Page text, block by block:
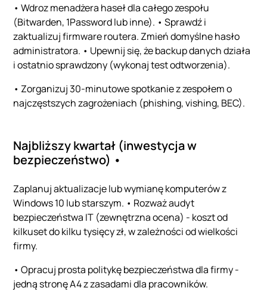
• Wdroz menadżera haseł dla całego zespołu
(Bitwarden, 1Password lub inne). • Sprawdź i
zaktualizuj firmware routera. Zmień domyślne hasło
administratora. • Upewnij się, że backup danych działa
i ostatnio sprawdzony (wykonaj test odtworzenia).
• Zorganizuj 30-minutowe spotkanie z zespołem o
najczęstszych zagrożeniach (phishing, vishing, BEC).
Najbliższy kwartał (inwestycja w
bezpieczeństwo) •
Zaplanuj aktualizacje lub wymianę komputerów z
Windows 10 lub starszym. • Rozważ audyt
bezpieczeństwa IT (zewnętrzna ocena) - koszt od
kilkuset do kilku tysięcy zł, w zależności od wielkości
firmy.
• Opracuj prosta politykę bezpieczeństwa dla firmy -
jedną stronę A4 z zasadami dla pracowników.